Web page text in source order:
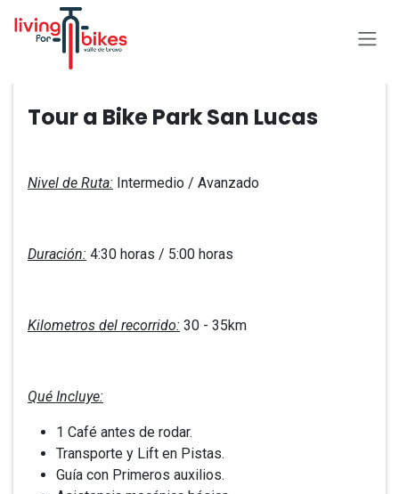
Tour a Bike Park San Lucas
Nivel de Ruta: Intermedio / Avanzado
Duración: 4:30 horas / 5:00 horas
Kilometros del recorrido: 30 - 35km
Qué Incluye:
1 Café antes de rodar.
Transporte y Lift en Pistas.
Guía con Primeros auxilios.